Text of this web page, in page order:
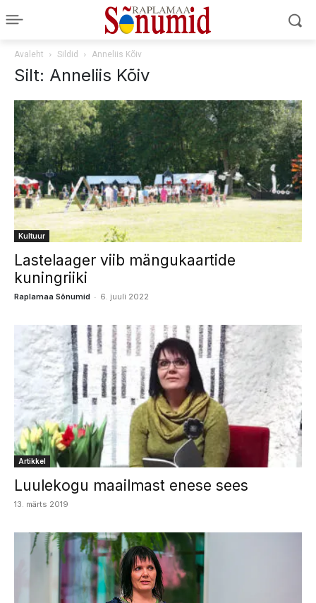
Avaleht Sildid Anneliis Kõiv
Silt: Anneliis Kõiv
Kultuur
Lastelaager viib mängukaartide
kuningriiki
Raplamaa Sõnumid - 6. juuli 2022
Artikkel
Luulekogu maailmast enese sees
13. märts 2019